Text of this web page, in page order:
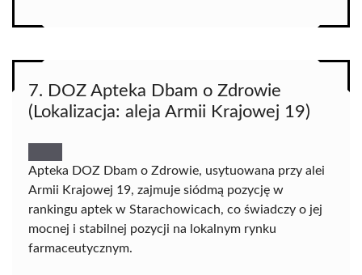
7. DOZ Apteka Dbam o Zdrowie
(Lokalizacja: aleja Armii Krajowej 19)
Apteka DOZ Dbam o Zdrowie, usytuowana przy alei
Armii Krajowej 19, zajmuje siódmą pozycję w
rankingu aptek w Starachowicach, co świadczy o jej
mocnej i stabilnej pozycji na lokalnym rynku
farmaceutycznym.